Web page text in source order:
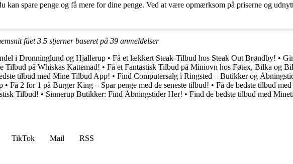
kan spare penge og få mere for dine penge. Ved at være opmærksom på priserne og
fået3.5 stjerner baseret på 39 anmeldelser
i Dronninglund og Hjallerup • Få et lækkert Steak-Tilbud hos Steak Out Brøndby! •
Tilbud på Whiskas Kattemad! • Få et Fantastisk Tilbud på Miniovn hos Føtex, Bilka og
tilbud med Mine Tilbud App! • Find Computersalg i Ringsted – Butikker og
• Få 2 for 1 på Burger King – Spar penge med de seneste tilbud! • Få de bedste tilbud
Tilbud! • Sinnerup Butikker: Find Åbningstider Her! • Find de bedste tilbud med
TikTok Mail
RSS